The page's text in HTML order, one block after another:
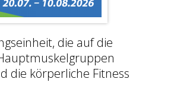
die auf die
die körperliche Fitness